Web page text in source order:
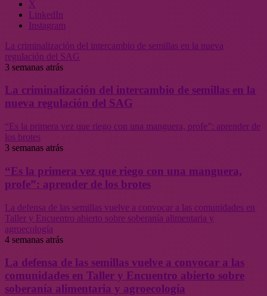
X
LinkedIn
Instagram
La criminalización del intercambio de semillas en la nueva
regulación del SAG
3 semanas atrás
La criminalización del intercambio de semillas en la
nueva regulación del SAG
“Es la primera vez que riego con una manguera, profe”: aprender de
los brotes
3 semanas atrás
“Es la primera vez que riego con una manguera,
profe”: aprender de los brotes
La defensa de las semillas vuelve a convocar a las comunidades en
Taller y Encuentro abierto sobre soberanía alimentaria y
agroecología
4 semanas atrás
La defensa de las semillas vuelve a convocar a las
comunidades en Taller y Encuentro abierto sobre
soberanía alimentaria y agroecología